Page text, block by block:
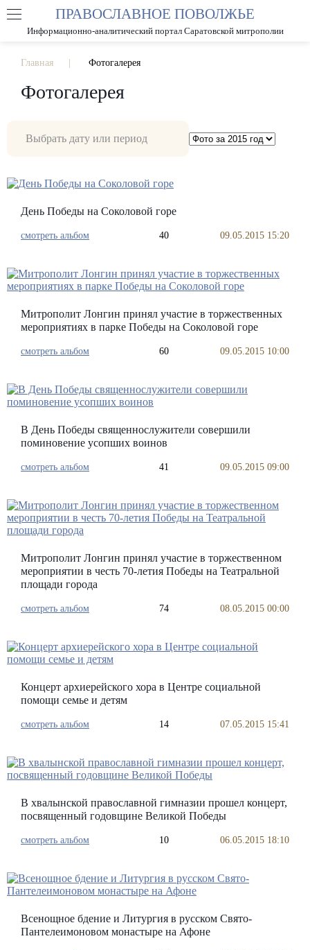
РАЗМЕР ШРИФТА А А
ПРАВОСЛАВНОЕ ПОВОЛЖЬЕ
Информационно-аналитический портал Саратовской митрополии
Главная Фотогалерея
Фотогалерея
День Победы на Соколовой горе
смотреть альбом 40 09.05.2015 15:20
Митрополит Лонгин принял участие в торжественных
мероприятиях в парке Победы на Соколовой горе
смотреть альбом 60 09.05.2015 10:00
В День Победы священнослужители совершили
поминовение усопших воинов
смотреть альбом 41 09.05.2015 09:00
Митрополит Лонгин принял участие в торжественном
мероприятии в честь 70-летия Победы на Театральной
площади города
смотреть альбом 74 08.05.2015 00:00
Концерт архиерейского хора в Центре социальной
помощи семье и детям
смотреть альбом 14 07.05.2015 15:41
В хвалынской православной гимназии прошел концерт,
посвященный годовщине Великой Победы
смотреть альбом 10 06.05.2015 18:10
Всенощное бдение и Литургия в русском Свято-
Пантелеимоновом монастыре на Афоне